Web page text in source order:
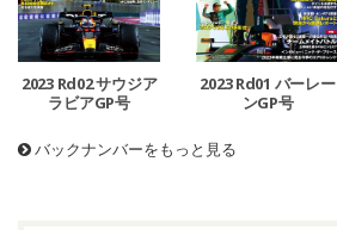
2023 Rd02 サウジア
ラビアGP号
2023 Rd01 バーレー
ンGP号
バックナンバーをもっと見る